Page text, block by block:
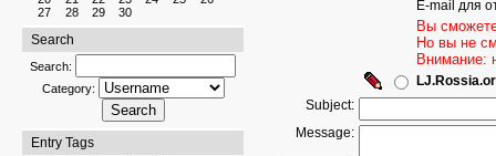
27
28 29 30
Search
Search:
Category:
Entry Tags
E-mail для
Вы
Но вы не
Внимание:
Subject:
Message: